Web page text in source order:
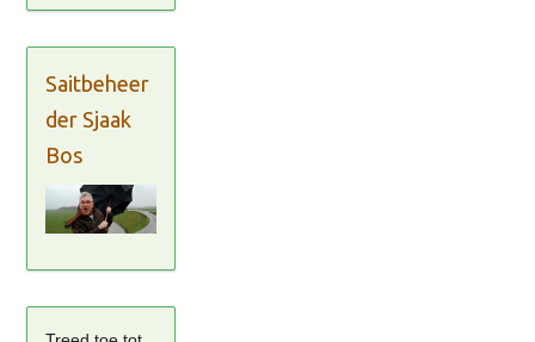
Saitbeheer
der Sjaak
Bos